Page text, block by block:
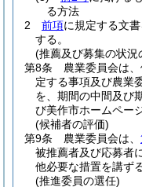
る方法
2
前項に規定する文
する。
(推薦及び募集の状況
第8条
農業委員会は
定する事項及び農業
を、期間の中間及び
び美作市ホームペー
(候補者の評価)
第9条
農業委員会は、
被推薦者及び応募者
他必要な措置を講ず
(推進委員の選任)